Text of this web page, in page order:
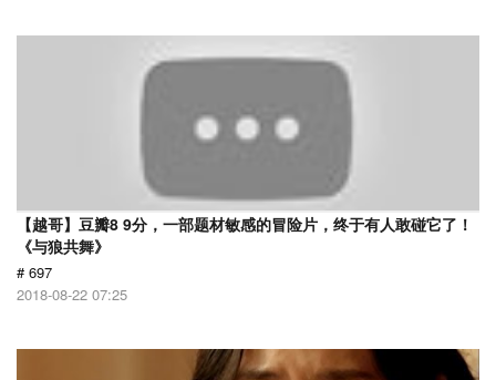
【越哥】豆瓣8 9分，一部题材敏感的冒险片，终于有人敢碰它了！
《与狼共舞》
# 697
2018-08-22 07:25